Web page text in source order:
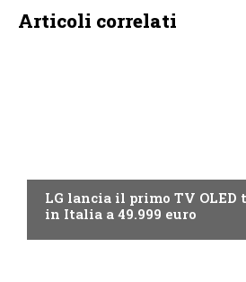
Articoli correlati
LG lancia il primo TV OLED
in Italia a 49.999 euro